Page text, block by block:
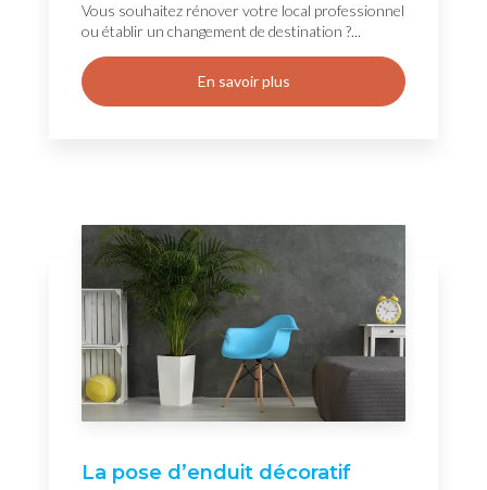
Vous souhaitez rénover votre local professionnel
ou établir un changement de destination ?...
En savoir plus
La pose d’enduit décoratif